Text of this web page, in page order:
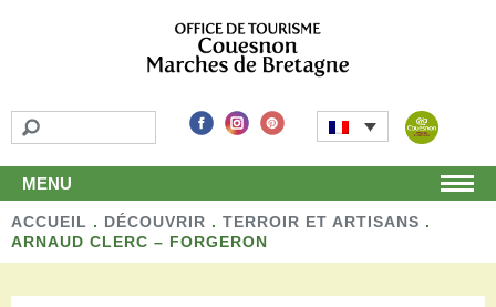
MENU
Accueil
Découvrir
ACCUEIL . DÉCOUVRIR . TERROIR ET ARTISANS .
ARNAUD CLERC – FORGERON